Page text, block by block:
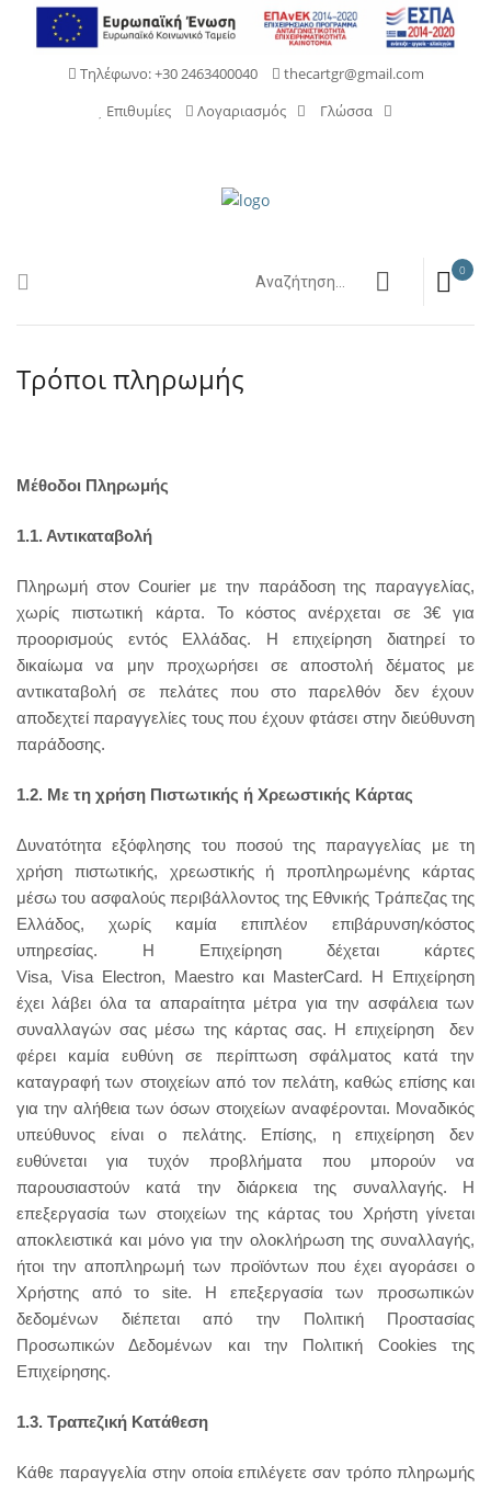
Τηλέφωνο: +30 2463400040
thecartgr@gmail.com
Επιθυμίες
Λογαριασμός Γλώσσα
0
Τρόποι πληρωμής
Μέθοδοι Πληρωμής
1.1. Αντικαταβολή
Πληρωμή στον Courier με την παράδοση της παραγγελίας,
χωρίς πιστωτική κάρτα. Το κόστος ανέρχεται σε 3€ για
προορισμούς εντός Ελλάδας. Η επιχείρηση διατηρεί το
δικαίωμα να μην προχωρήσει σε αποστολή δέματος με
αντικαταβολή σε πελάτες που στο παρελθόν δεν έχουν
αποδεχτεί παραγγελίες τους που έχουν φτάσει στην διεύθυνση
παράδοσης.
1.2. Με τη χρήση Πιστωτικής ή Χρεωστικής Κάρτας
Δυνατότητα εξόφλησης του ποσού της παραγγελίας με τη
χρήση πιστωτικής, χρεωστικής ή προπληρωμένης κάρτας
μέσω του ασφαλούς περιβάλλοντος της Εθνικής Τράπεζας της
Ελλάδος, χωρίς καμία επιπλέον επιβάρυνση/κόστος
υπηρεσίας. Η Επιχείρηση δέχεται κάρτες
Visa, Visa Electron, Maestro και MasterCard. Η Επιχείρηση
έχει λάβει όλα τα απαραίτητα μέτρα για την ασφάλεια των
συναλλαγών σας μέσω της κάρτας σας. Η επιχείρηση δεν
φέρει καμία ευθύνη σε περίπτωση σφάλματος κατά την
καταγραφή των στοιχείων από τον πελάτη, καθώς επίσης και
για την αλήθεια των όσων στοιχείων αναφέρονται. Μοναδικός
υπεύθυνος είναι ο πελάτης. Επίσης, η επιχείρηση δεν
ευθύνεται για τυχόν προβλήματα που μπορούν να
παρουσιαστούν κατά την διάρκεια της συναλλαγής. Η
επεξεργασία των στοιχείων της κάρτας του Χρήστη γίνεται
αποκλειστικά και μόνο για την ολοκλήρωση της συναλλαγής,
ήτοι την αποπληρωμή των προϊόντων που έχει αγοράσει ο
Χρήστης από το site. Η επεξεργασία των προσωπικών
δεδομένων διέπεται από την Πολιτική Προστασίας
Προσωπικών Δεδομένων και την Πολιτική Cookies της
Επιχείρησης.
1.3. Τραπεζική Κατάθεση
Κάθε παραγγελία στην οποία επιλέγετε σαν τρόπο πληρωμής